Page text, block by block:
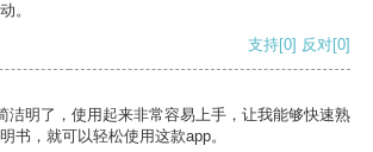
。
支持[0] 反对[0]
洁明了，使用起来非常容易上手，让我能够快速熟
书，就可以轻松使用这款app。